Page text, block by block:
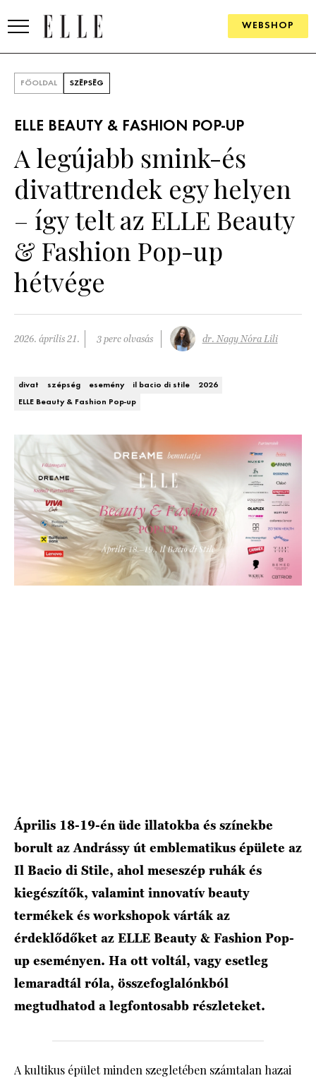
WEBSHOP
SZÉPSÉG
PSZICHÉ
ÉLETMÓD
DECOR
Trendek
Szobák
Ötletek
Szép terek
SZTÁRHÍREK
BUSINESS
ANYA
AWARDS
BEAUTY AWARDS
FŐOLDAL SZÉPSÉG
ELLE BEAUTY & FASHION POP-UP
A legújabb smink-és
divattrendek egy helyen
– így telt az ELLE Beauty
& Fashion Pop-up
hétvége
2026. április 21. 3 perc olvasás dr. Nagy Nóra Lili
divat szépség esemény il bacio di stile
2026
ELLE Beauty & Fashion Pop-up
Április 18-19-én üde illatokba és színekbe
borult az Andrássy út emblematikus épülete az
Il Bacio di Stile, ahol meseszép ruhák és
kiegészítők, valamint innovatív beauty
termékek és workshopok várták az
érdeklődőket az ELLE Beauty & Fashion Pop-
up eseményen. Ha ott voltál, vagy esetleg
lemaradtál róla, összefoglalónkból
megtudhatod a legfontosabb részleteket.
A kultikus épület minden szegletében számtalan hazai